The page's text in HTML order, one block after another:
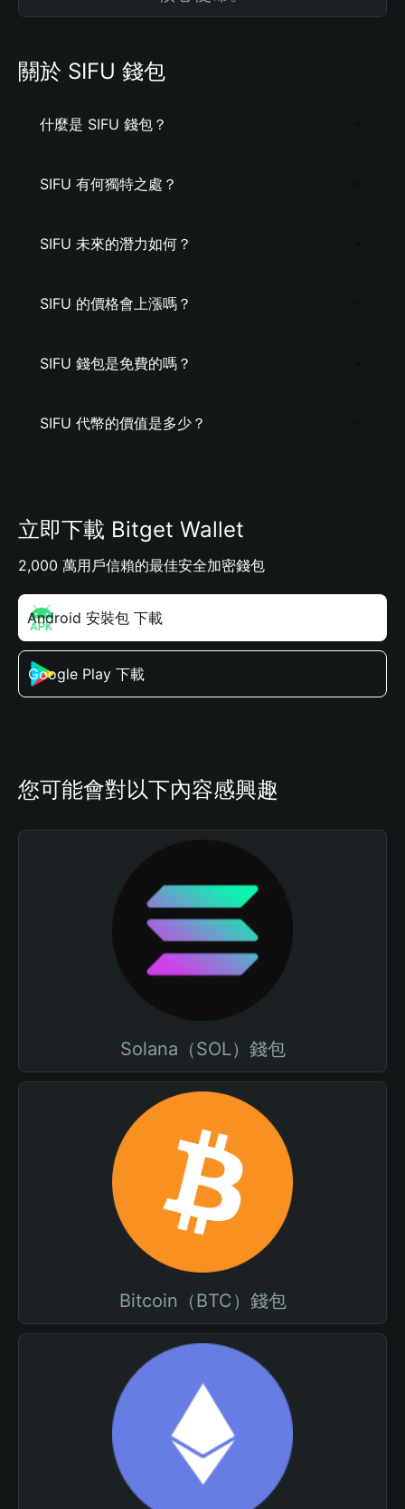
關於 SIFU 錢包
什麼是 SIFU 錢包？
SIFU 有何獨特之處？
SIFU 未來的潛力如何？
SIFU 的價格會上漲嗎？
SIFU 錢包是免費的嗎？
SIFU 代幣的價值是多少？
立即下載 Bitget Wallet
2,000 萬用戶信賴的最佳安全加密錢包
Android 安裝包 下載
Google Play 下載
您可能會對以下內容感興趣
Solana（SOL）錢包
Bitcoin（BTC）錢包